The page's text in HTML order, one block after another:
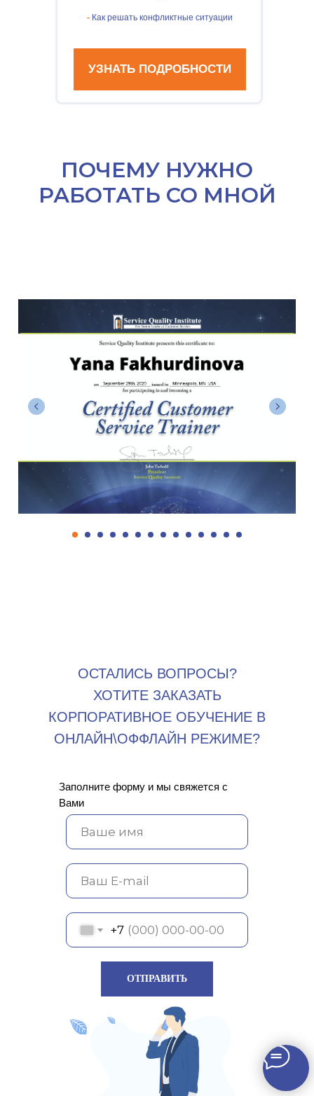
УЗНАТЬ ПОДРОБНОСТИ
- Как решать конфликтные ситуации
ПОЧЕМУ НУЖНО
РАБОТАТЬ СО МНОЙ
ОСТАЛИСЬ ВОПРОСЫ?
ХОТИТЕ ЗАКАЗАТЬ
КОРПОРАТИВНОЕ ОБУЧЕНИЕ В
ОНЛАЙН\ОФФЛАЙН РЕЖИМЕ?
+7
ОТПРАВИТЬ
Заполните форму и мы свяжется с
Вами